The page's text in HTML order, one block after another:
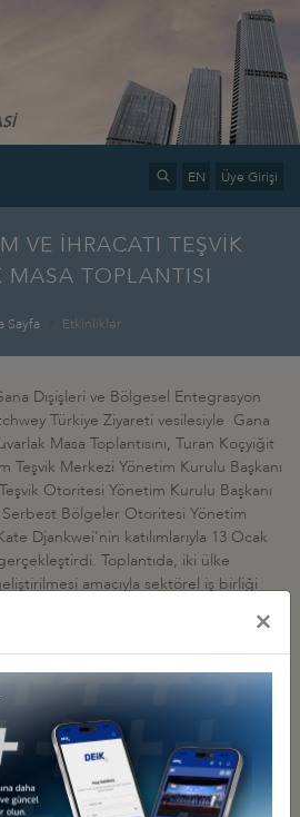
EN Üye Girişi
VE İHRACATI TEŞVİK
MASA TOPLANTISI
Sayfa Etkinlikler
Dışişleri ve Bölgesel Entegrasyon
Türkiye Ziyareti vesilesiyle Gana
Masa Toplantısını, Turan Koçyiğit
Teşvik Merkezi Yönetim Kurulu Başkanı
Otoritesi Yönetim Kurulu Başkanı
Bölgeler Otoritesi Yönetim
Djankwei'nin katılımlarıyla 13 Ocak
Toplantıda, iki ülke
amacıyla sektörel iş birliği
Diğer Etkinlikler
TOPLANTISI VE İKİLİ İŞ
×